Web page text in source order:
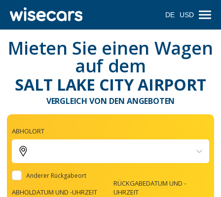
DE USD
Mieten Sie einen Wagen
auf dem
SALT LAKE CITY AIRPORT
VERGLEICH VON DEN ANGEBOTEN
ABHOLORT
Anderer Rückgabeort
ABHOLDATUM UND -UHRZEIT
RÜCKGABEDATUM UND -
UHRZEIT